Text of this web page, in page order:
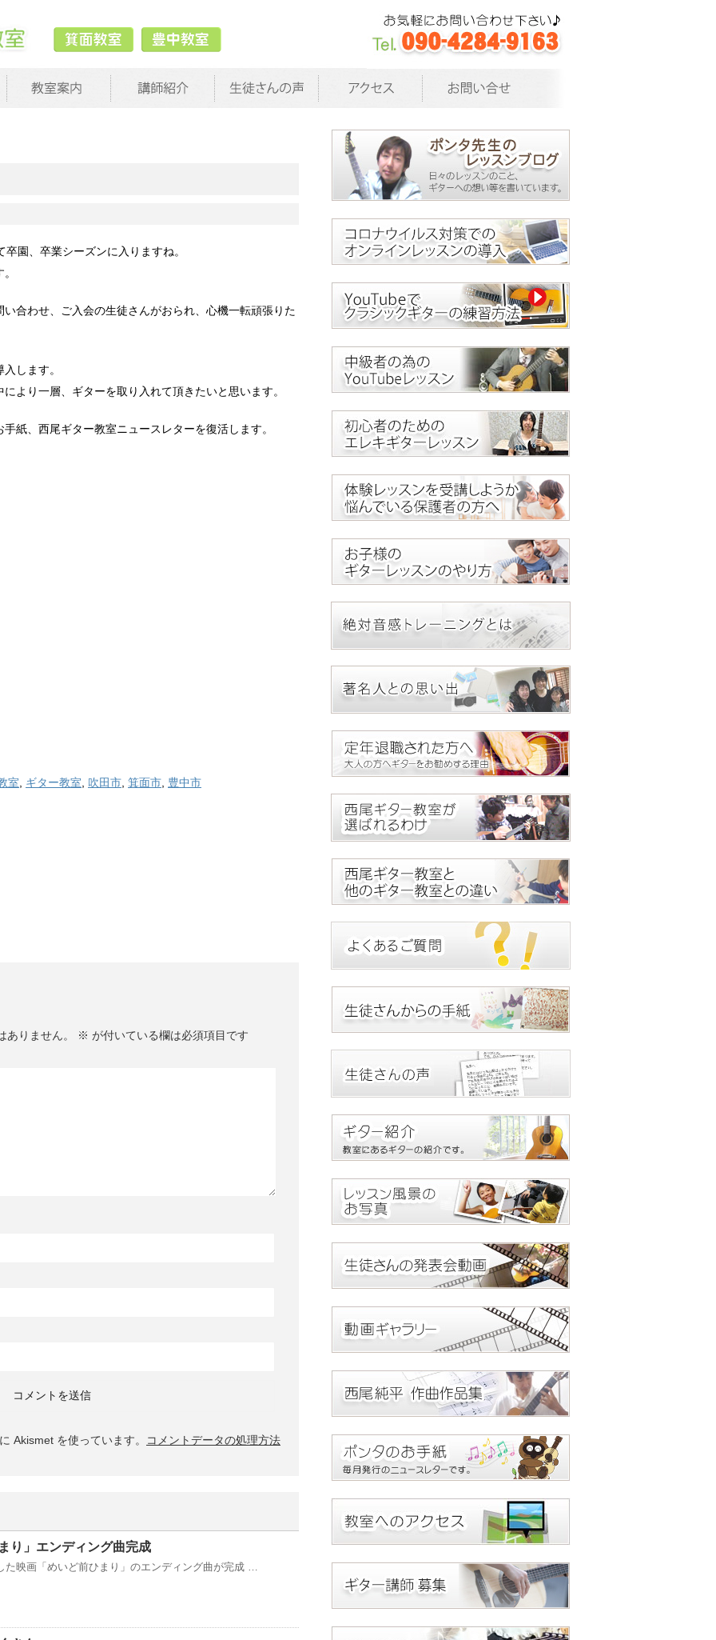
園、卒業シーズンに入りますね。
合わせ、ご入会の生徒さんがおられ、心機一転頑張りた
します。
より一層、ギターを取り入れて頂きたいと思います。
紙、西尾ギター教室ニュースレターを復活します。
室 ギター教室 吹田市 箕面市 豊中市
ありません。 ※ が付いている欄は必須項目です
Akismet を使っています。
コメントデータの処理方法
り」エンディング曲完成
た映画「めいど前ひまり」のエンディング曲が完成 …